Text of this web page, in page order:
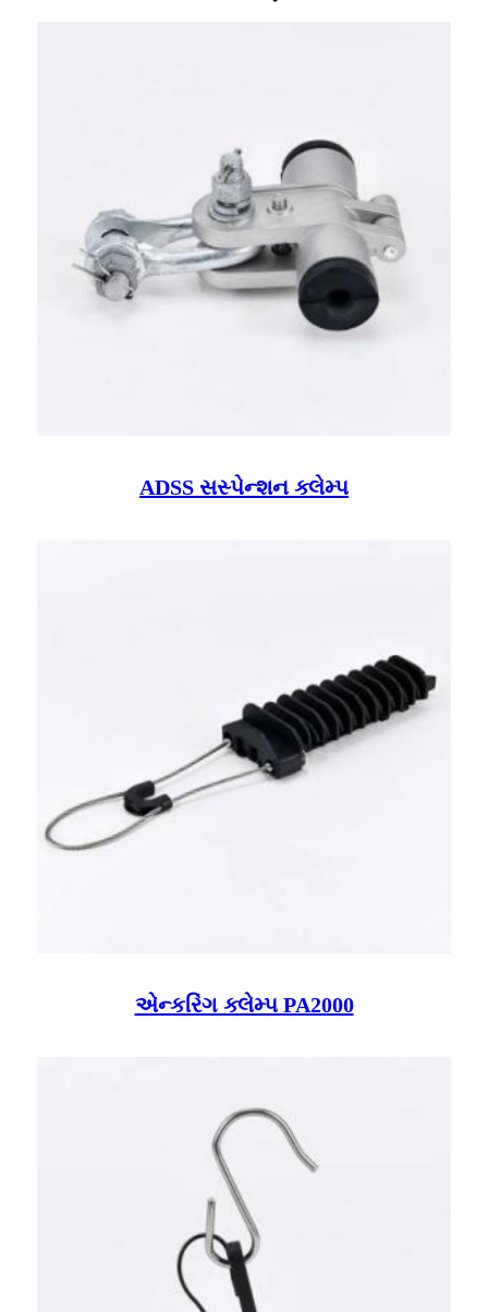
ADSS સસ્પેન્શન ક્લેમ્પ
એન્કરિંગ ક્લેમ્પ PA2000